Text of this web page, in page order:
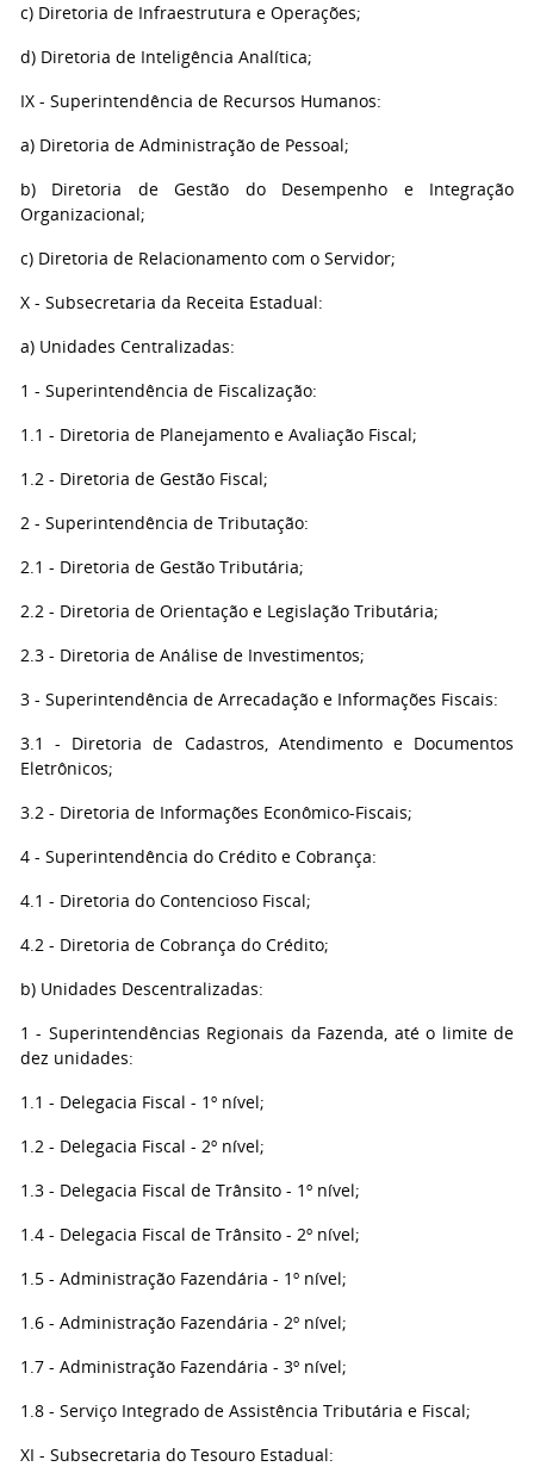
c) Diretoria de Infraestrutura e Operações;
d) Diretoria de Inteligência Analítica;
IX - Superintendência de Recursos Humanos:
a) Diretoria de Administração de Pessoal;
b) Diretoria de Gestão do Desempenho e Integração
Organizacional;
c) Diretoria de Relacionamento com o Servidor;
X - Subsecretaria da Receita Estadual:
a) Unidades Centralizadas:
1 - Superintendência de Fiscalização:
1.1 - Diretoria de Planejamento e Avaliação Fiscal;
1.2 - Diretoria de Gestão Fiscal;
2 - Superintendência de Tributação:
2.1 - Diretoria de Gestão Tributária;
2.2 - Diretoria de Orientação e Legislação Tributária;
2.3 - Diretoria de Análise de Investimentos;
3 - Superintendência de Arrecadação e Informações Fiscais:
3.1 - Diretoria de Cadastros, Atendimento e Documentos
Eletrônicos;
3.2 - Diretoria de Informações Econômico-Fiscais;
4 - Superintendência do Crédito e Cobrança:
4.1 - Diretoria do Contencioso Fiscal;
4.2 - Diretoria de Cobrança do Crédito;
b) Unidades Descentralizadas:
1 - Superintendências Regionais da Fazenda, até o limite de
dez unidades:
1.1 - Delegacia Fiscal - 1º nível;
1.2 - Delegacia Fiscal - 2º nível;
1.3 - Delegacia Fiscal de Trânsito - 1º nível;
1.4 - Delegacia Fiscal de Trânsito - 2º nível;
1.5 - Administração Fazendária - 1º nível;
1.6 - Administração Fazendária - 2º nível;
1.7 - Administração Fazendária - 3º nível;
1.8 - Serviço Integrado de Assistência Tributária e Fiscal;
XI - Subsecretaria do Tesouro Estadual: